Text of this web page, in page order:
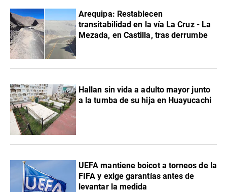
Arequipa: Restablecen
transitabilidad en la vía La Cruz - La
Mezada, en Castilla, tras derrumbe
Hallan sin vida a adulto mayor junto
a la tumba de su hija en Huayucachi
UEFA mantiene boicot a torneos de la
FIFA y exige garantías antes de
levantar la medida